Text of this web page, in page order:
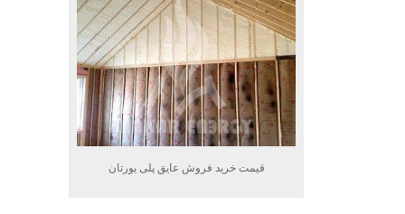
قیمت خرید فروش عایق پلی یورتان